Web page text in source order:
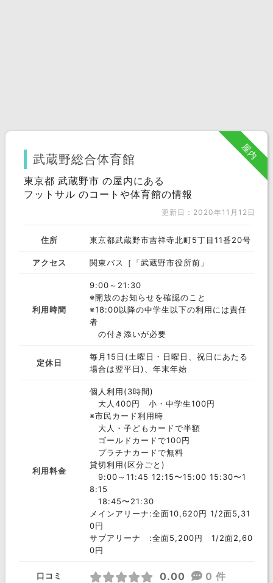
屋内
武蔵野総合体育館
東京都 武蔵野市 の屋内にある
フットサル のコートや体育館の情報
更新日：2020年11月12日
住所 東京都武蔵野市吉祥寺北町5丁目11番20号
アクセス 関東バス［「武蔵野市役所前」
利用時間
9:00～21:30
※開放のお知らせを確認のこと
※18:00以降の中学生以下の利用には責任
者
の付き添いが必要
定休日
毎月15日(土曜日・日曜日、祝日にあたる
場合は翌平日)、年末年始
利用料金
個人利用(3時間)
大人400円 小・中学生100円
※市民カード利用時
大人・子どもカードで半額
ゴールドカードで100円
プラチナカードで無料
貸切利用(区分ごと)
9:00～11:45 12:15〜15:00 15:30〜1
8:15
18:45〜21:30
メインアリーナ:全⾯10,620円 1/2⾯5,31
0円
サブアリーナ :全⾯5,200円 1/2⾯2,60
0円
口コミ 0.00 0 件